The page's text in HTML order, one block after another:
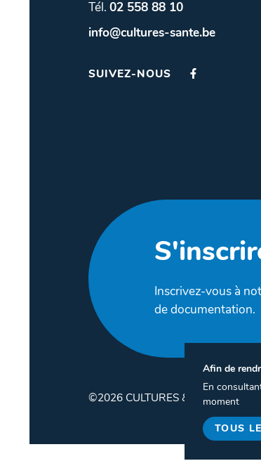
Tél. 02 558 88 10
info@cultures-sante.be
SUIVEZ-NOUS
Inscrivez-vous à
de documentation.
©2026 CULTURES & SANTÉ
Afin de
En
moment
TOUS